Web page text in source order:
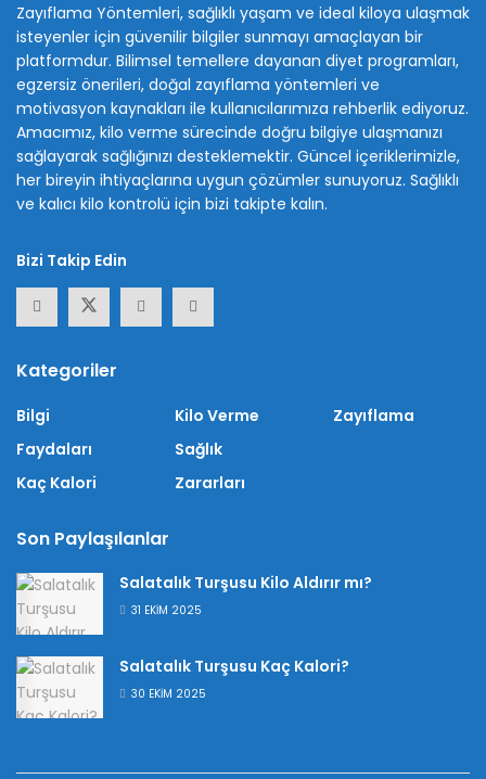
Zayıflama Yöntemleri, sağlıklı yaşam ve ideal kiloya ulaşmak
isteyenler için güvenilir bilgiler sunmayı amaçlayan bir
platformdur. Bilimsel temellere dayanan diyet programları,
egzersiz önerileri, doğal zayıflama yöntemleri ve
motivasyon kaynakları ile kullanıcılarımıza rehberlik ediyoruz.
Amacımız, kilo verme sürecinde doğru bilgiye ulaşmanızı
sağlayarak sağlığınızı desteklemektir. Güncel içeriklerimizle,
her bireyin ihtiyaçlarına uygun çözümler sunuyoruz. Sağlıklı
ve kalıcı kilo kontrolü için bizi takipte kalın.
Bizi Takip Edin
Kategoriler
Bilgi
Faydaları
Kaç Kalori
Kilo Verme
Sağlık
Zararları
Zayıflama
Son Paylaşılanlar
Salatalık Turşusu Kilo Aldırır mı?
31 EKIM 2025
Salatalık Turşusu Kaç Kalori?
30 EKIM 2025